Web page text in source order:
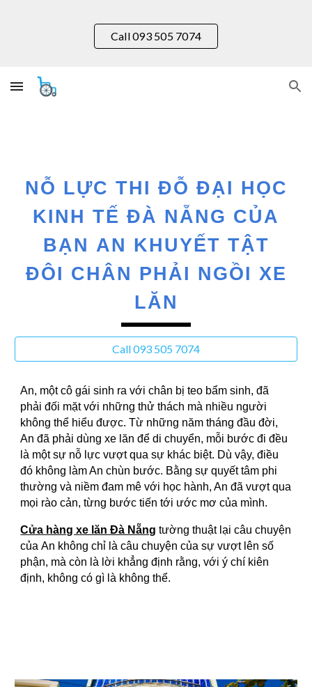
Skip to main content Skip to navigation
Call 093 505 7074
NỖ LỰC THI ĐỖ ĐẠI HỌC
KINH TẾ ĐÀ NẴNG CỦA
BẠN AN KHUYẾT TẬT
ĐÔI CHÂN PHẢI NGỒI XE
LĂN
Call 093 505 7074
An, một cô gái sinh ra với chân bị teo bẩm sinh, đã
phải đối mặt với những thử thách mà nhiều người
không thể hiểu được. Từ những năm tháng đầu đời,
An đã phải dùng xe lăn để di chuyển, mỗi bước đi đều
là một sự nỗ lực vượt qua sự khác biệt. Dù vậy, điều
đó không làm An chùn bước. Bằng sự quyết tâm phi
thường và niềm đam mê với học hành, An đã vượt qua
mọi rào cản, từng bước tiến tới ước mơ của mình.
Cửa hàng xe lăn Đà Nẵng tường thuật lại câu chuyện
củaAn không chỉ là câu chuyện của sự vượt lên số
phận, mà còn là lời khẳng định rằng, với ý chí kiên
định, không có gì là không thể.